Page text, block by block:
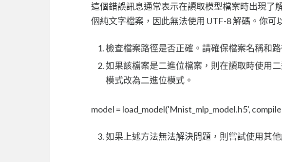
這個錯誤訊息通常表示在讀取模型檔案時出現了
個純文字檔案，因此無法使用 UTF-8 解碼。你可
檢查檔案路徑是否正確。請確保檔案名稱和路
如果該檔案是二進位檔案，則在讀取時使用
模式改為二進位模式。
model = load_model('Mnist_mlp_model.h5',
如果上述方法無法解決問題，則嘗試使用其他